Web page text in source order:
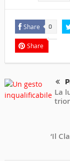
Share 0
Share
La
‘Il